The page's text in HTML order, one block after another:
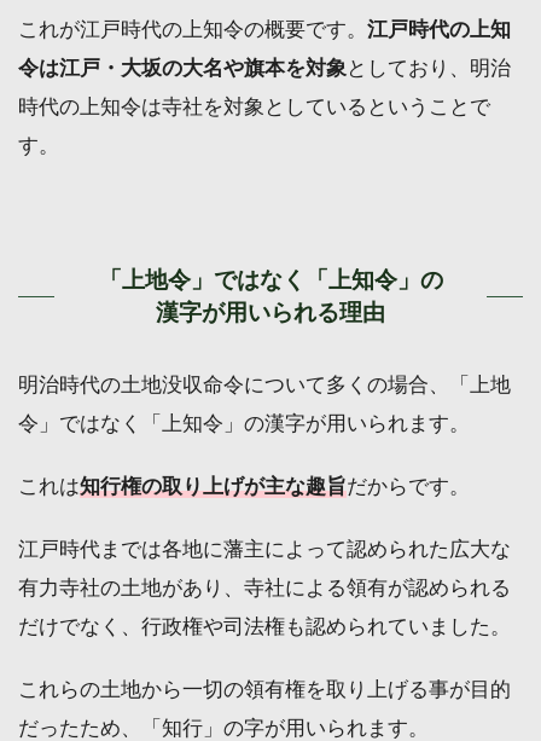
これが江戸時代の上知令の概要です。 江戸時代の上知
令は江戸・大坂の大名や旗本を対象としており、明治
時代の上知令は寺社を対象としているということで
す。
「上地令」ではなく「上知令」の
漢字が用いられる理由
明治時代の土地没収命令について多くの場合、「上地
令」ではなく「上知令」の漢字が用いられます。
これは知行権の取り上げが主な趣旨だからです。
江戸時代までは各地に藩主によって認められた広大な
有力寺社の土地があり、寺社による領有が認められる
だけでなく、行政権や司法権も認められていました。
これらの土地から一切の領有権を取り上げる事が目的
だったため、「知行」の字が用いられます。